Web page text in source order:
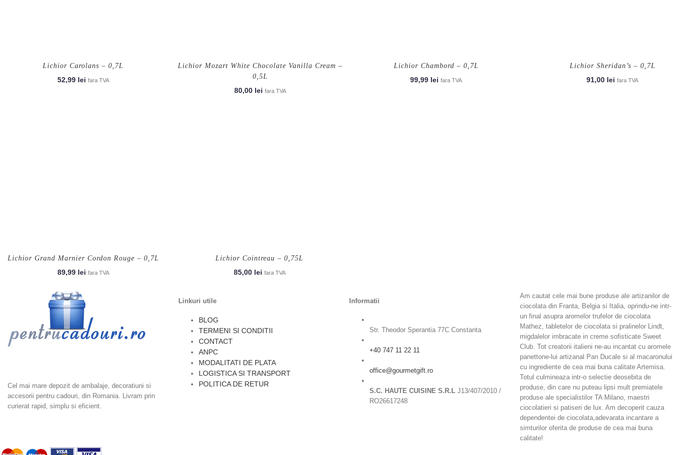
Lichior Carolans – 0,7L
52,99 lei fara TVA
Lichior Mozart White Chocolate Vanilla Cream –
0,5L
80,00 lei fara TVA
Lichior Chambord – 0,7L
99,99 lei fara TVA
Lichior Sheridan’s – 0,7L
91,00 lei fara TVA
Lichior Grand Marnier Cordon Rouge – 0,7L
89,99 lei fara TVA
Lichior Cointreau – 0,75L
85,00 lei fara TVA
Cel mai mare depozit de ambalaje, decoratiuni si
accesorii pentru cadouri, din Romania. Livram prin
curierat rapid, simplu si eficient.
Linkuri utile
BLOG
TERMENI SI CONDITII
CONTACT
ANPC
MODALITATI DE PLATA
LOGISTICA SI TRANSPORT
POLITICA DE RETUR
Informatii
Str. Theodor Sperantia 77C Constanta
+40 747 11 22 11
office@gourmetgift.ro
S.C. HAUTE CUISINE S.R.L J13/407/2010 /
RO26617248
Am cautat cele mai bune produse ale artizanilor de
ciocolata din Franta, Belgia si Italia, oprindu-ne intr-
un final asupra aromelor trufelor de ciocolata
Mathez, tabletelor de ciocolata si pralinelor Lindt,
migdalelor imbracate in creme sofisticate Sweet
Club. Tot creatorii italieni ne-au incantat cu aromele
panettone-lui artizanal Pan Ducale si al macaronului
cu ingrediente de cea mai buna calitate Artemisa.
Totul culmineaza intr-o selectie deosebita de
produse, din care nu puteau lipsi mult premiatele
produse ale specialistilor TA Milano, maestri
ciocolatieri si patiseri de lux. Am decoperit cauza
dependentei de ciocolata,adevarata incantare a
simturilor oferita de produse de cea mai buna
calitate!